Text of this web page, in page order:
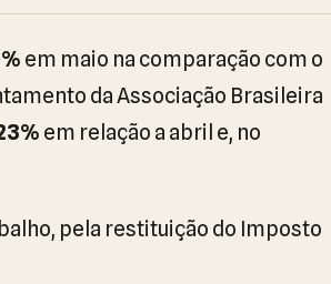
em maio na comparação com o
da Associação Brasileira
em relação a abril e, no
pela restituição do Imposto